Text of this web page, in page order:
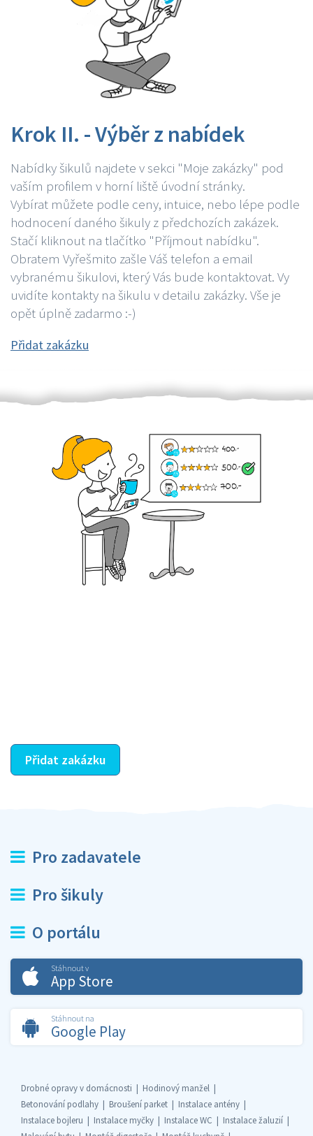
Krok II. - Výběr z nabídek
Nabídky šikulů najdete v sekci "Moje zakázky" pod
vaším profilem v horní liště úvodní stránky.
Vybírat můžete podle ceny, intuice, nebo lépe podle
hodnocení daného šikuly z předchozích zakázek.
Stačí kliknout na tlačítko "Příjmout nabídku".
Obratem Vyřešmito zašle Váš telefon a email
vybranému šikulovi, který Vás bude kontaktovat. Vy
uvidíte kontakty na šikulu v detailu zakázky. Vše je
opět úplně zadarmo :-)
Přidat zakázku
Přidat zakázku
Pro zadavatele
Pro šikuly
O portálu
Stáhnout v
App Store
Stáhnout na
Google Play
Drobné opravy v domácnosti
Hodinový manžel
Betonování podlahy
Broušení parket
Instalace antény
Instalace bojleru
Instalace myčky Instalace WC
Instalace žaluzií